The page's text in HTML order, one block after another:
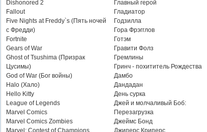
Dishonored 2
Fallout
Five Nights at Freddy`s (Пять ночей
с Фредди)
Fortnite
Gears of War
Ghost of Tsushima (Призрак
Цусимы)
God of War (Бог войны)
Halo (Хало)
Hello Kitty
League of Legends
Marvel Comics
Marvel Comics Zombies
Marvel: Contest of Champions
Главный герой
Гладиатор
Годзилла
Гора Фрэгглов
Готэм
Гравити Фолз
Гремлины
Гринч - похититель Рождества
Дамбо
Дандадан
День сурка
Джей и молчаливый Боб:
Перезагрузка
Джеймс Бонд
Джиперс Криперс